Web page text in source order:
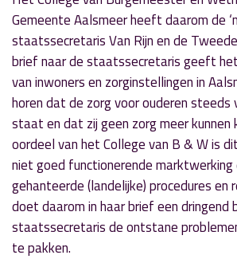
Gemeente Aalsmeer heeft daarom de
staatssecretaris Van Rijn en de
brief naar de staatssecretaris geeft
van inwoners en zorginstellingen in
horen dat de zorg voor ouderen steeds
staat en dat zij geen zorg meer kunnen
oordeel van het College van B & W is
niet goed functionerende
gehanteerde (landelijke) procedures en
doet daarom in haar brief een dringend
staatssecretaris de ontstane
te pakken.